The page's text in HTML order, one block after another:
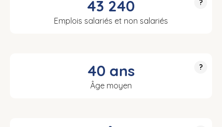
?
43 240
Emplois salariés et non salariés
?
40 ans
Âge moyen